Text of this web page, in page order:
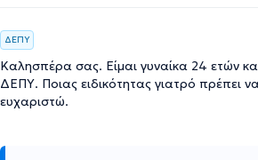
ΔΕΠΥ
Καλησπέρα σας. Είμαι γυναίκα 24 ετών
ΔΕΠΥ. Ποιας ειδικότητας γιατρό πρέπει
ευχαριστώ.